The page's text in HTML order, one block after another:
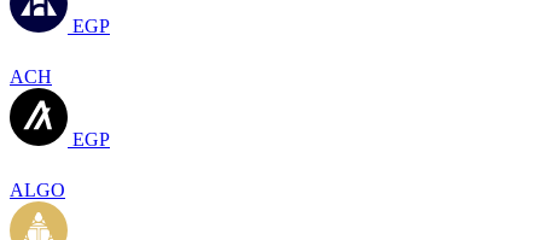
EGP
ACH
EGP
ALGO